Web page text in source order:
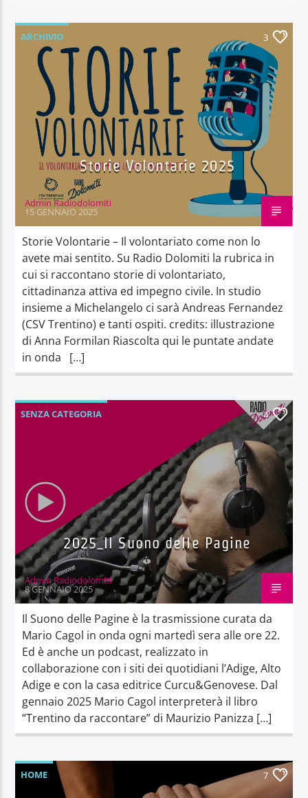
ARCHIVIO 3
Storie Volontarie 2025
Admin Radiodolomiti
15 GENNAIO 2025
Storie Volontarie – Il volontariato come non lo
avete mai sentito. Su Radio Dolomiti la rubrica in
cui si raccontano storie di volontariato,
cittadinanza attiva ed impegno civile. In studio
insieme a Michelangelo ci sarà Andreas Fernandez
(CSV Trentino) e tanti ospiti. credits: illustrazione
di Anna Formilan Riascolta qui le puntate andate
in onda […]
SENZA CATEGORIA 4
2025_Il Suono delle Pagine
Admin Radiodolomiti
8 GENNAIO 2025
Il Suono delle Pagine è la trasmissione curata da
Mario Cagol in onda ogni martedì sera alle ore 22.
Ed è anche un podcast, realizzato in
collaborazione con i siti dei quotidiani l’Adige, Alto
Adige e con la casa editrice Curcu&Genovese. Dal
gennaio 2025 Mario Cagol interpreterà il libro
“Trentino da raccontare” di Maurizio Panizza […]
HOME 7